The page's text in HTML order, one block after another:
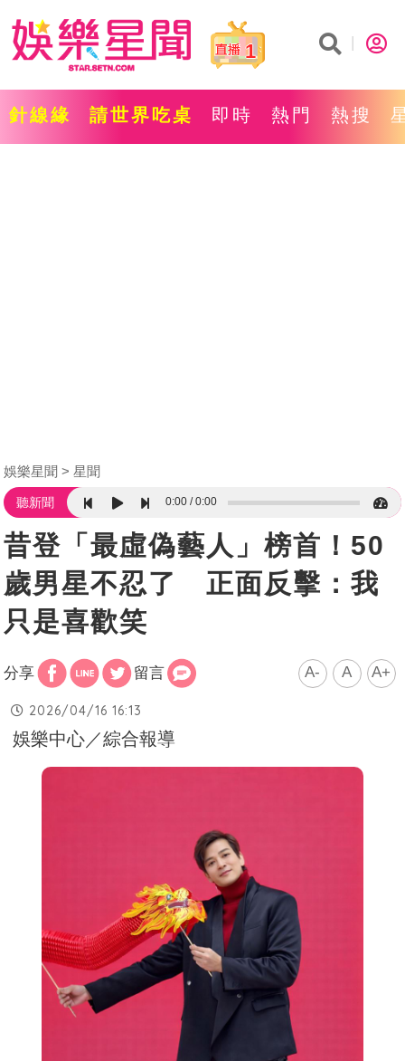
1
針線緣 請世界吃桌 即時 熱門 熱搜
娛樂星聞 星聞
聽新聞 0:00 0:00
昔登「最虛偽藝人」榜首！50
歲男星不忍了 正面反擊：我
只是喜歡笑
分享 留言 A- A A+
2026/04/16 16:13
娛樂中心／綜合報導